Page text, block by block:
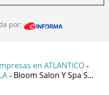
por:
en ATLANTICO -
- Bloom Salon Y Spa S...